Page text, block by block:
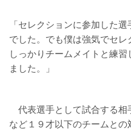
「セレクションに参加した
でした。でも僕は強気でセ
しっかりチームメイトと練
ました。」
代表選手として試合する相
など１９才以下のチームとの